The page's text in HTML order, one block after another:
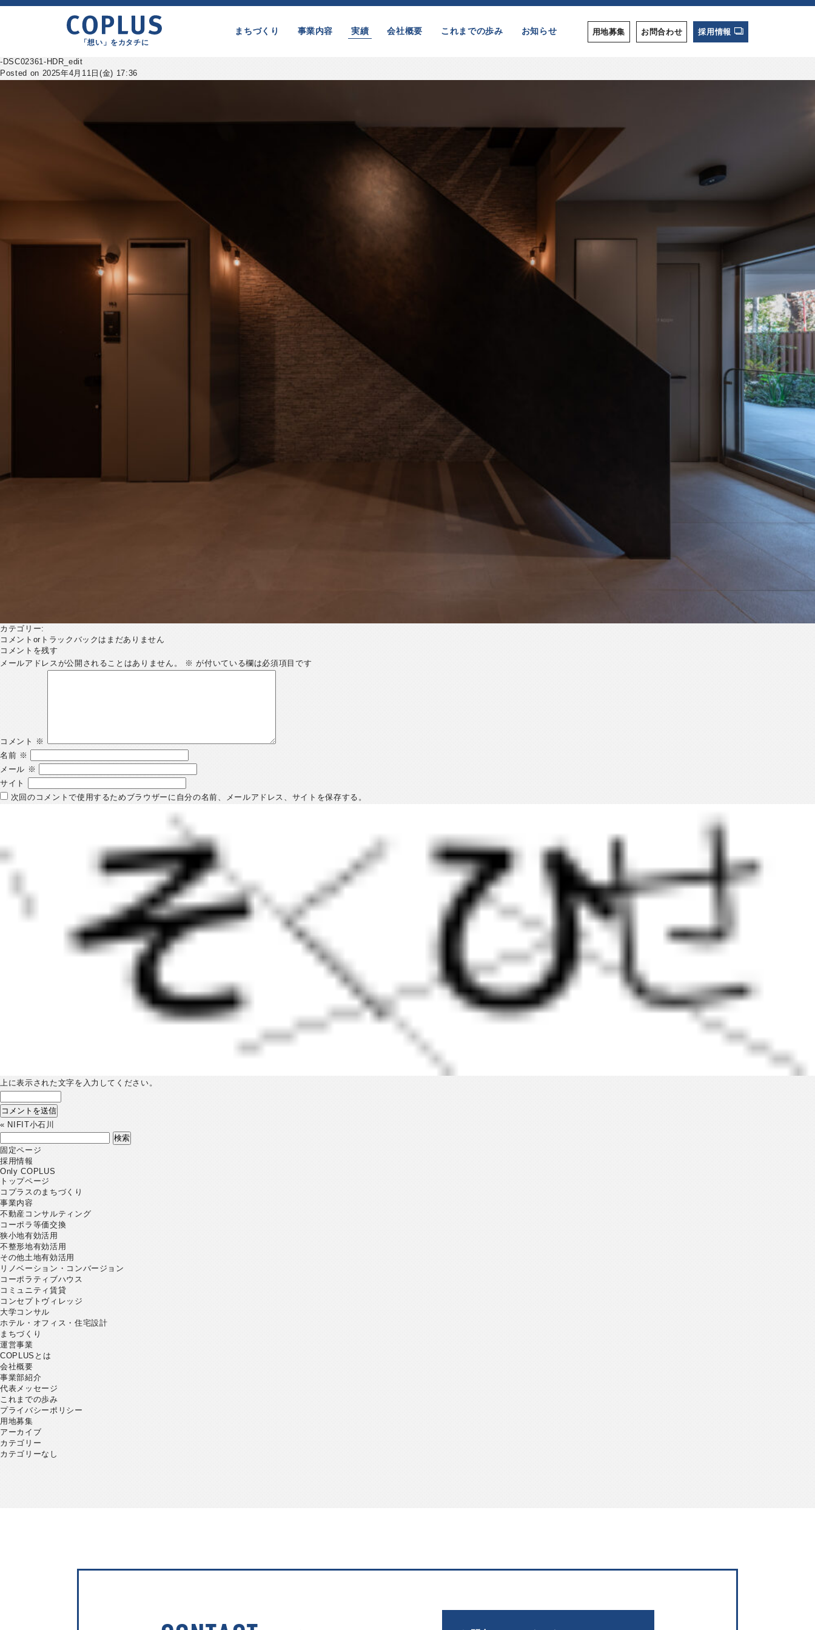
「想い」をカタチに
まちづくり 事業内容 実績 会社概要 これまでの歩み お知らせ 用地募集 お問合わせ 採用情報
-DSC02361-HDR_edit
Posted on 2025年4月11日(金) 17:36
カテゴリー:
コメントorトラックバックはまだありません
コメントを残す
メールアドレスが公開されることはありません。
※ が付いている欄は必須項目です
コメント
※
名前 ※
メール ※
サイト
次回のコメントで使用するためブラウザーに自分の名前、メールアドレス、サイトを保存する。
上に表示された文字を入力してください。
« NIFIT小石川
索:
固定ページ
採用情報
Only COPLUS
トップページ
コプラスのまちづくり
事業内容
不動産コンサルティング
コーポラ等価交換
狭小地有効活用
不整形地有効活用
その他土地有効活用
リノベーション・コンバージョン
コーポラティブハウス
コミュニティ賃貸
コンセプトヴィレッジ
大学コンサル
ホテル・オフィス・住宅設計
まちづくり
運営事業
COPLUSとは
会社概要
事業部紹介
代表メッセージ
これまでの歩み
プライバシーポリシー
用地募集
アーカイブ
カテゴリー
カテゴリーなし